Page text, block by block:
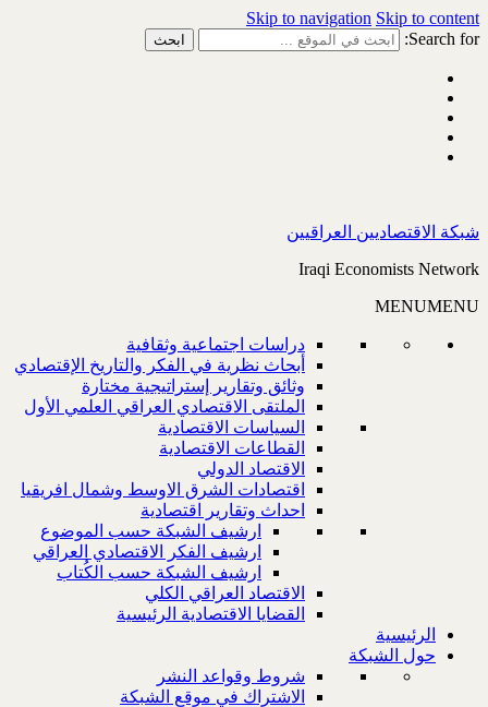
Skip to navigation Skip to content
Search for:
شبكة الاقتصاديين العراقيين
Iraqi Economists Network
MENUMENU
دراسات اجتماعية وثقافية
أبحاث نظرية في الفكر والتاريخ الإقتصادي
وثائق وتقارير إستراتيجية مختارة
الملتقى الاقتصادي العراقي العلمي الأول
السياسات الاقتصادية
القطاعات الاقتصادية
الاقتصاد الدولي
اقتصادات الشرق الاوسط وشمال افريقيا
احداث وتقارير اقتصادية
ارشيف الشبكة حسب الموضوع
ارشيف الفكر الاقتصادي العراقي
ارشيف الشبكة حسب الكُتاب
الاقتصاد العراقي الكلي
القضايا الاقتصادية الرئيسية
الرئيسية
حول الشبكة
شروط وقواعد النشر
الاشتراك في موقع الشبكة